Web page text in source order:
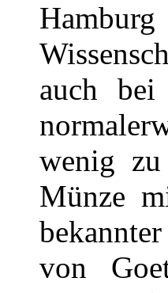
auch bei
wenig
Münze
von